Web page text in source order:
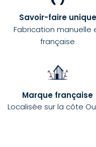
Savoir-faire unique
Fabrication manuelle
française
Marque française
Localisée sur la côte